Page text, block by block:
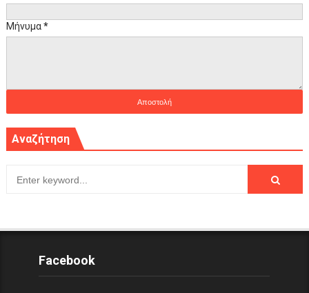
Μήνυμα*
Αναζήτηση
Facebook